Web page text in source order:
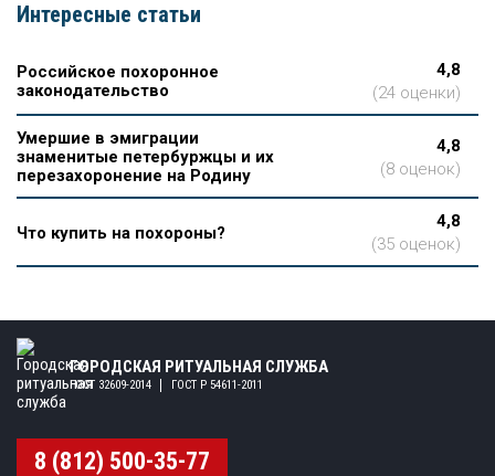
Интересные статьи
Российское похоронное
законодательство
4,8
(24 оценки)
Умершие в эмиграции
знаменитые петербуржцы и их
перезахоронение на Родину
4,8
(8 оценок)
Что купить на похороны?
4,8
(35 оценок)
ГОРОДСКАЯ РИТУАЛЬНАЯ СЛУЖБА
ГОСТ 32609-2014 ГОСТ Р 54611-2011
8 (812) 500-35-77